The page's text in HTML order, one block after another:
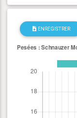
ENREGISTRER